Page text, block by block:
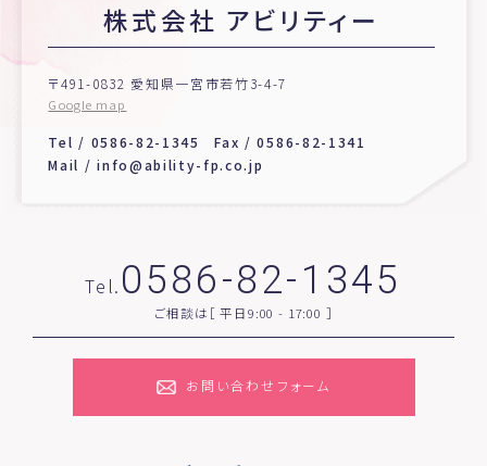
株式会社 アビリティー
〒491-0832 愛知県一宮市若竹3-4-7
Google map
Tel / 0586-82-1345
Fax / 0586-82-1341
Mail /info@ability-fp.co.jp
Tel. 0586-82-1345
ご相談は［ 平日9:00 - 17:00 ］
お問い合わせフォーム